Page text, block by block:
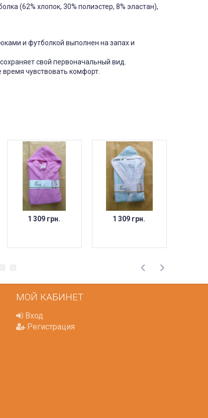
на кресло с круглой
Slavich трикотаж
кофейный
сподобалось -тканина
крісло. Однако ставлю
оскільки обіцяли
через 3 дні а
через 5 днів та не
Подушка Milana Utek
розмірі 50×70 — дуже
(62% хлопок, 30% полиэстер, 8% эластан),
и футболкой выполнен на запах и
свой первоначальный вид.
время чувствовать комфорт.
1 309 грн. 1 309 грн.
МОЙ КАБИНЕТ
Вход
Регистрация